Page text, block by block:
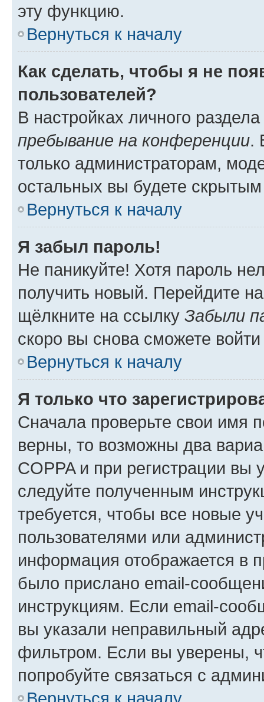
эту функцию.
Вернуться к началу
Как сделать, чтобы я не
пользователей?
В настройках личного
пребывание на конференции.
только администраторам,
остальных вы будете
Вернуться к началу
Я забыл пароль!
Не паникуйте! Хотя пароль
получить новый. Перейдите
щёлкните на ссылку Забыли
скоро вы снова сможете
Вернуться к началу
Я только что
Сначала проверьте свои имя
верны, то возможны два
COPPA и при регистрации вы
следуйте полученным
требуется, чтобы все новые
пользователями или
информация отображается в
было прислано email-
инструкциям. Если email-
вы указали неправильный
фильтром. Если вы уверены,
попробуйте связаться с
Вернуться к началу